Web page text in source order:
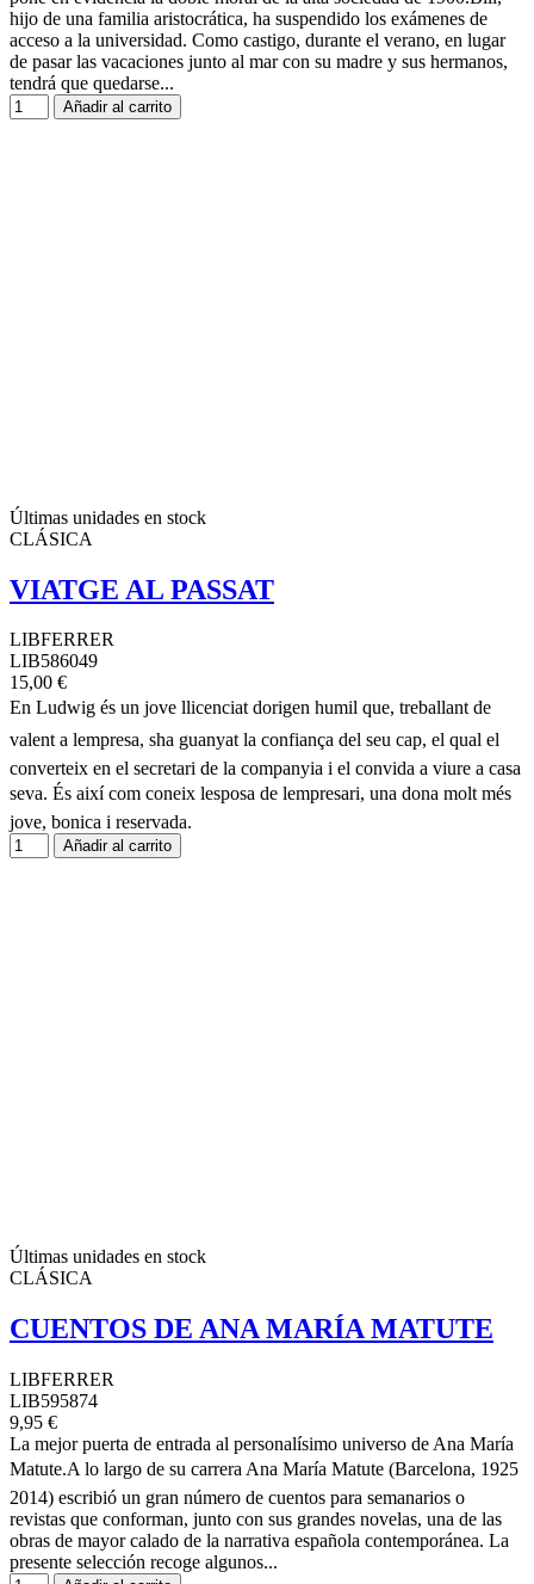
hijo de una familia aristocrática, ha suspendido los exámenes de
acceso a la universidad. Como castigo, durante el verano, en lugar
de pasar las vacaciones junto al mar con su madre y sus hermanos,
tendrá que quedarse...
Añadir al carrito
Últimas unidades en stock
CLÁSICA
VIATGE AL PASSAT
LIBFERRER
LIB586049
15,00 €
En Ludwig és un jove llicenciat dorigen humil que, treballant de
valent a lempresa, sha guanyat la confiança del seu cap, el qual el
converteix en el secretari de la companyia i el convida a viure a casa
seva. És així com coneix lesposa de lempresari, una dona molt més
jove, bonica i reservada.
Añadir al carrito
Últimas unidades en stock
CLÁSICA
CUENTOS DE ANA MARÍA MATUTE
LIBFERRER
LIB595874
9,95 €
La mejor puerta de entrada al personalísimo universo de Ana María
Matute.A lo largo de su carrera Ana María Matute (Barcelona, 1925 
2014) escribió un gran número de cuentos para semanarios o
revistas que conforman, junto con sus grandes novelas, una de las
obras de mayor calado de la narrativa española contemporánea. La
presente selección recoge algunos...